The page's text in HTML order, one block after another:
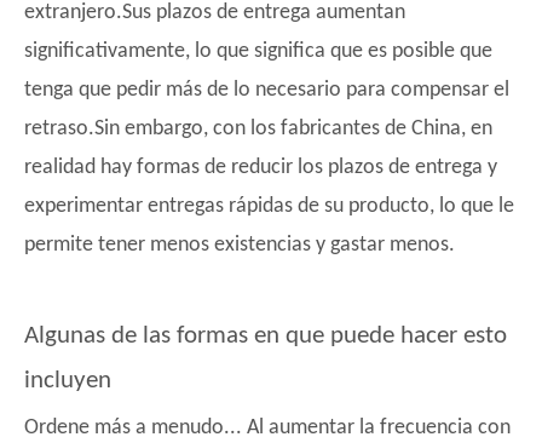
extranjero.Sus plazos de entrega aumentan
significativamente, lo que significa que es posible que
tenga que pedir más de lo necesario para compensar el
retraso.Sin embargo, con los fabricantes de China, en
realidad hay formas de reducir los plazos de entrega y
experimentar entregas rápidas de su producto, lo que le
permite tener menos existencias y gastar menos.
Algunas de las formas en que puede hacer esto
incluyen
Ordene más a menudo... Al aumentar la frecuencia con